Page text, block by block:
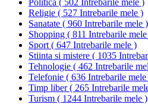
Religie ( 527 Intrebarile mele )
Sanatate ( 960 Intrebarile mele )
Shopping ( 811 Intrebarile mele
Sport ( 647 Intrebarile mele )
Stiinta si mistere ( 1035
Tehnologie ( 462 Intrebarile
Telefonie ( 636 Intrebarile mele
Timp liber( 265 Intrebarile
Turism ( 1244 Intrebarile mele )